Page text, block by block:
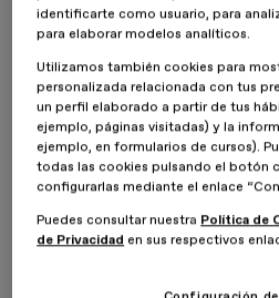
Diferencias entre
UX (User Experience) y UI (User
relacionados pero distintosen el
Algunas de sus diferencias más
Definición:
UX (User Experience):se refiere
usuario al interactuar con un
aspectos emocionales,
experiencia.
identificarte como usuario, para
para elaborar modelos analíticos.
Utilizamos también cookies para
personalizada relacionada con tus
un perfil elaborado a partir de tus
ejemplo, páginas visitadas) y la
ejemplo, en formularios de cursos).
todas las cookies pulsando el botón
configurarlas mediante el enlace
Puedes consultar nuestra Política de
de Privacidad en sus respectivos